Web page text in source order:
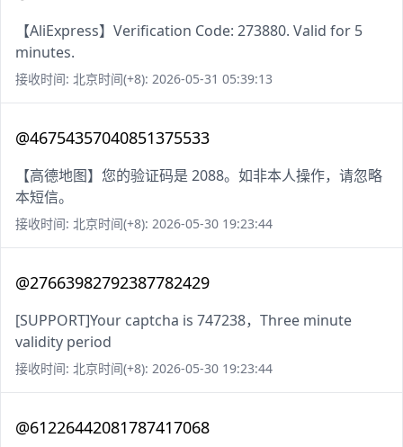
【AliExpress】Verification Code: 273880. Valid for 5
minutes.
接收时间: 北京时间(+8): 2026-05-31 05:39:13
@46754357040851375533
【高德地图】您的验证码是 2088。如非本人操作，请忽略
本短信。
接收时间: 北京时间(+8): 2026-05-30 19:23:44
@27663982792387782429
[SUPPORT]Your captcha is 747238，Three minute
validity period
接收时间: 北京时间(+8): 2026-05-30 19:23:44
@61226442081787417068